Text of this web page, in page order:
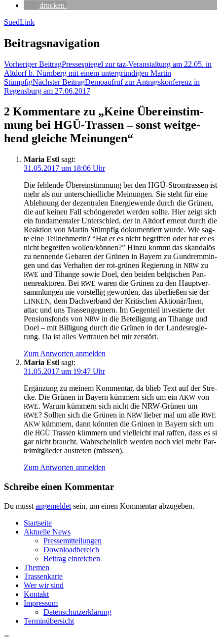
dru­cken
SuedLink
Beitragsnavigation
Vorheriger BeitragPres­se­spie­gel zur taz-Ver­an­stal­tung am 22.05. in
Alt­dorf b. Nürn­berg mit einem unter­grün­di­gen Mar­tin
StümpfigNächster BeitragDemo­auf­ruf zur Antrags­kon­fe­renz in
Regens­burg am 27.06.2017
2 Kommentare zu „Kei­ne Über­ein­stim­
mung bei HGÜ-Tras­sen – sonst weit­ge­
hend glei­che Meinungen“
Maria Estl sagt:
31.05.2017 um 18:06 Uhr
Die feh­len­de Über­ein­stim­mung bei den HGÜ-Strom­tras­sen ist
mehr als nur unter­schied­li­che Mei­nun­gen. Sie steht für eine
Ableh­nung der dezen­tra­len Ener­gie­wen­de durch die Grü­nen,
die auf kei­nen Fall schön­ge­re­det wer­den soll­te. Hier zeigt sich
ein fun­da­men­ta­ler Unter­schied, der in Alt­dorf erneut durch die
Reak­ti­on von Mar­tin Stümp­fig doku­men­tiert wur­de. Wie sag­
te eine Teil­neh­me­rin? “Hat er es nicht begrif­fen oder hat er es
nicht begrei­fen wollen/können?” Hin­zu kommt das skan­da­lös
zu nen­nen­de Geba­ren der Grü­nen in Bay­ern zu Gund­rem­min­
gen und das Ver­hal­ten der rot-grü­nen Regie­rung in NRW zu
RWE und Tihan­ge sowie Doel, den bei­den bel­gi­schen Pan­
nen­re­ak­to­ren. Bei RWE waren die Grü­nen zu den Haupt­ver­
samm­lun­gen nie vor­stel­lig gewor­den, das über­lie­ßen sie der
LINKEN, dem Dach­ver­band der Kri­ti­schen Aktionär/Inen,
attac und uns Tras­sen­geg­nern. Im Gegen­teil inves­tier­te der
Pen­si­ons­fonds von NRW in die Betei­li­gung an Tihan­ge und
Doel – mit Bil­li­gung durch die Grü­nen in der Lan­des­re­gie­
rung. Da ist alles Ver­trau­en bei mir zerstört.
Zum Antworten anmelden
Maria Estl sagt:
31.05.2017 um 19:47 Uhr
Ergän­zung zu mei­nem Kom­men­tar, da blieb Text auf der Stre­
cke. Die Grü­nen in Bay­ern küm­mern sich um ein AKW von
RWE. War­um küm­mern sich nicht die NRW-Grü­nen um
RWE? Soll­ten sich die Grü­nen in NRW lie­ber mal um alle RWE
AKW küm­mern, dann könn­ten die Grü­nen in Bay­ern sich um
die HGÜ Tras­sen küm­mern und viel­leicht mal raf­fen, dass es si
gar nicht braucht. Wahr­schein­lich wer­den noch viel mehr Par­
tei­mit­glie­der aus­tre­ten (müs­sen).
Zum Antworten anmelden
Schreibe einen Kommentar
Du musst angemeldet sein, um einen Kommentar abzugeben.
Start­sei­te
Aktu­el­le News
Pres­se­mit­tei­lun­gen
Down­load­be­reich
Bei­trag einreichen
The­men
Tras­sen­kar­te
Wer wir sind
Kon­takt
Impres­sum
Daten­schutz­er­klä­rung
Ter­min­über­sicht